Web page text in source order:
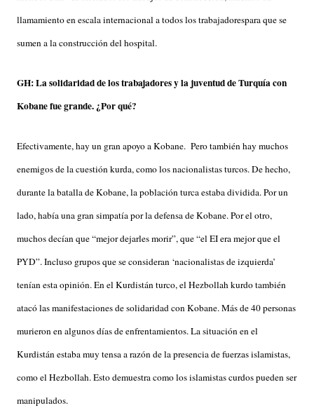
llamamiento en escala internacional a todos los trabajadorespara que se
sumen a la construcción del hospital.
GH: La solidaridad de los trabajadores y la juventud de Turquía con
Kobane fue grande. ¿Por qué?
Efectivamente, hay un gran apoyo a Kobane. Pero también hay muchos
enemigos de la cuestión kurda, como los nacionalistas turcos. De hecho,
durante la batalla de Kobane, la población turca estaba dividida. Por un
lado, había una gran simpatía por la defensa de Kobane. Por el otro,
muchos decían que “mejor dejarles morir”, que “el EI era mejor que el
PYD”. Incluso grupos que se consideran ‘nacionalistas de izquierda’
tenían esta opinión. En el Kurdistán turco, el Hezbollah kurdo también
atacó las manifestaciones de solidaridad con Kobane. Más de 40 personas
murieron en algunos días de enfrentamientos. La situación en el
Kurdistán estaba muy tensa a razón de la presencia de fuerzas islamistas,
como el Hezbollah. Esto demuestra como los islamistas curdos pueden ser
manipulados.